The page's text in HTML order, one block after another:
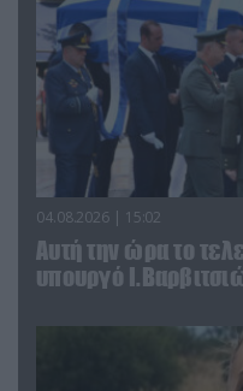
04.08.2026 | 15:02
Αυτή την ώρα το
υπουργό